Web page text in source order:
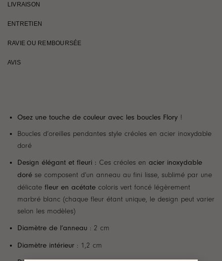
LIVRAISON
ENTRETIEN
RAVIE OU REMBOURSÉE
AVIS
Osez une touche de couleur avec les boucles Flory!
Boucles d’oreilles pendantes style créoles en acier inoxydable
doré
Design élégant et fleuri : Ces créoles en acier inoxydable
dorése composent d’un anneau au fini lisse, sublimé par une
délicate fleur en acétatecoloris vert foncé légèrement
marbré blanc (chaque fleur étant unique, le design peut varier
selon les modèles)
Diamètre de l’anneau: 2 cm
Diamètre intérieur: 1,2 cm